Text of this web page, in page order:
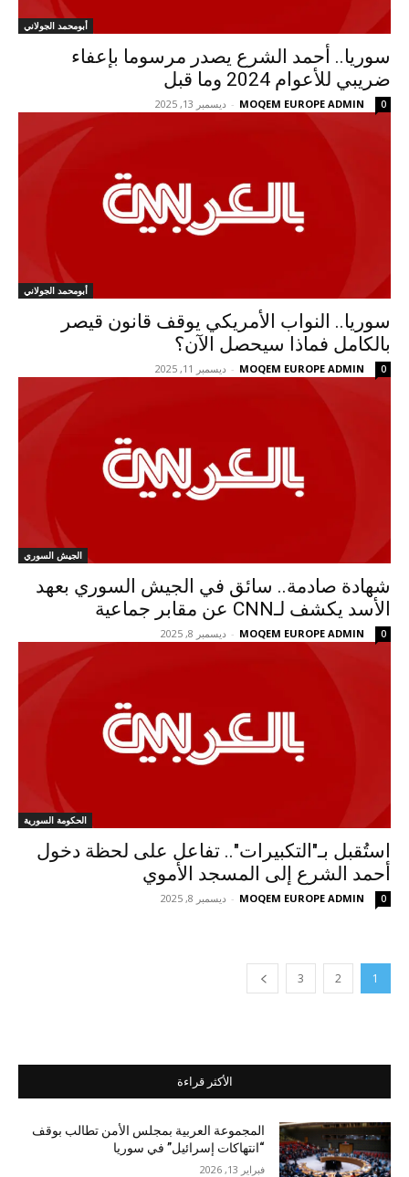
أبومحمد الجولاني
سوريا.. أحمد الشرع يصدر مرسوما بإعفاء
ضريبي للأعوام 2024 وما قبل
MOQEM EUROPE ADMIN
- ديسمبر 13, 2025 0
أبومحمد الجولاني
سوريا.. النواب الأمريكي يوقف قانون قيصر
بالكامل فماذا سيحصل الآن؟
MOQEM EUROPE ADMIN
- ديسمبر 11, 2025 0
الجيش السوري
شهادة صادمة.. سائق في الجيش السوري بعهد
الأسد يكشف لـCNN عن مقابر جماعية
MOQEM EUROPE ADMIN
- ديسمبر 8, 2025 0
الحكومة السورية
استُقبل بـ"التكبيرات".. تفاعل على لحظة دخول
أحمد الشرع إلى المسجد الأموي
MOQEM EUROPE ADMIN
- ديسمبر 8, 2025 0
1
2
3
الأكثر قراءة
المجموعة العربية بمجلس الأمن تطالب بوقف
“انتهاكات إسرائيل” في سوريا
فبراير 13, 2026